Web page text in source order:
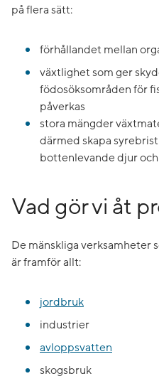
på flera sätt:
förhållandet mellan
växtlighet som ger
födosöksområden för
påverkas
stora mängder
därmed skapa
bottenlevande djur och
Vad gör vi åt
De mänskliga verksamheter
är framför allt:
jordbruk
industrier
avloppsvatten
skogsbruk